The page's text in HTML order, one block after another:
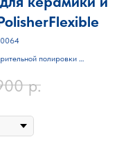
полировки
100 шт
р.